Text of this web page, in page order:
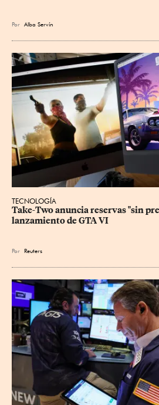
Por Alba Servín
TECNOLOGÍA
Take-Two anuncia reservas "sin
lanzamiento de GTA VI
Por Reuters